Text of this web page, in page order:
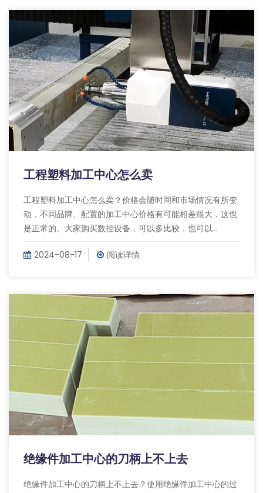
工程塑料加工中心怎么卖
工程塑料加工中心怎么卖？价格会随时间和市场情况有所变
动，不同品牌、配置的加工中心价格有可能相差很大，这也
是正常的。大家购买数控设备，可以多比较，也可以...
2024-08-17 阅读详情
绝缘件加工中心的刀柄上不上去
绝缘件加工中心的刀柄上不上去？使用绝缘件加工中心的过